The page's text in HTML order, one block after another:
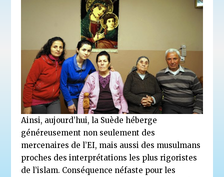
Ainsi, aujourd’hui, la Suède héberge
généreusement non seulement des
mercenaires de l’EI, mais aussi des musulmans
proches des interprétations les plus rigoristes
de l’islam. Conséquence néfaste pour les